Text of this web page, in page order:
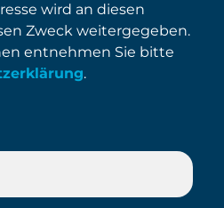
wird an diesen
Zweck weitergegeben.
entnehmen Sie bitte
.